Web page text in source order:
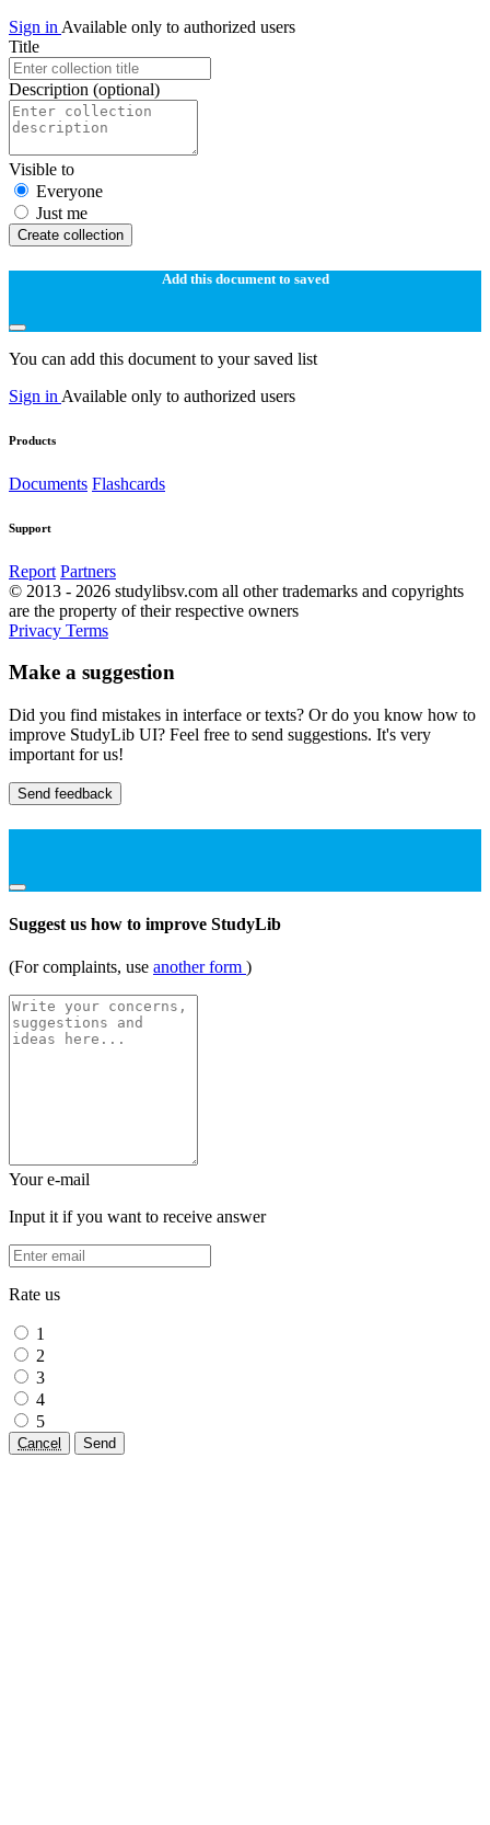
Sign in Available only to authorized users
Title
Description (optional)
Visible to
Everyone
Just me
Create collection
Add this document to saved
You can add this document to your saved list
Sign in Available only to authorized users
Products
Documents Flashcards
Support
Report Partners
© 2013 - 2026 studylibsv.com all other trademarks and copyrights
are the property of their respective owners
Privacy Terms
Make a suggestion
Did you find mistakes in interface or texts? Or do you know how to
improve StudyLib UI? Feel free to send suggestions. It's very
important for us!
Send feedback
Suggest us how to improve StudyLib
(For complaints, use another form )
Your e-mail
Input it if you want to receive answer
Rate us
1
2
3
4
5
Cancel Send